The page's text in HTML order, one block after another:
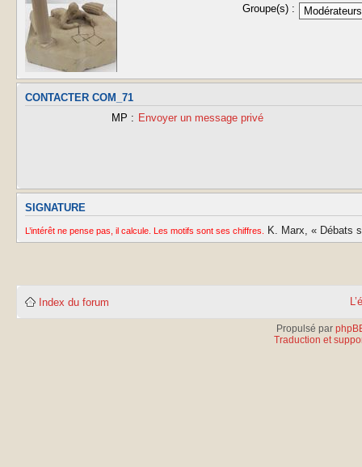
Groupe(s) :
CONTACTER COM_71
MP : Envoyer un message privé
SIGNATURE
L’intérêt ne pense pas, il calcule. Les motifs sont ses chiffres. K. Marx, « Débats
Index du forum
Propulsé par
Traduction et